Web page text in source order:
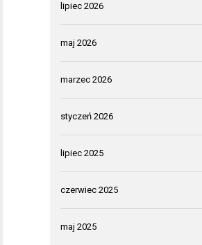
lipiec 2026
maj 2026
marzec 2026
styczeń 2026
lipiec 2025
czerwiec 2025
maj 2025